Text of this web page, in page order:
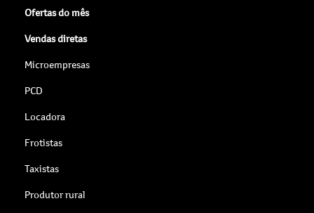
Ofertas do mês
Vendas diretas
Microempresas
PCD
Locadora
Frotistas
Taxistas
Produtor rural